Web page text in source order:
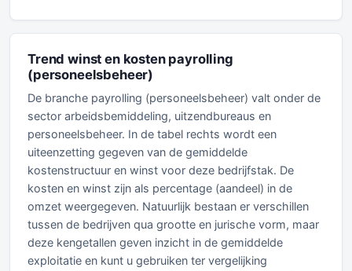
Trend winst en kosten payrolling
(personeelsbeheer)
De branche payrolling (personeelsbeheer) valt onder de
sector arbeidsbemiddeling, uitzendbureaus en
personeelsbeheer. In de tabel rechts wordt een
uiteenzetting gegeven van de gemiddelde
kostenstructuur en winst voor deze bedrijfstak. De
kosten en winst zijn als percentage (aandeel) in de
omzet weergegeven. Natuurlijk bestaan er verschillen
tussen de bedrijven qua grootte en jurische vorm, maar
deze kengetallen geven inzicht in de gemiddelde
exploitatie en kunt u gebruiken ter vergelijking